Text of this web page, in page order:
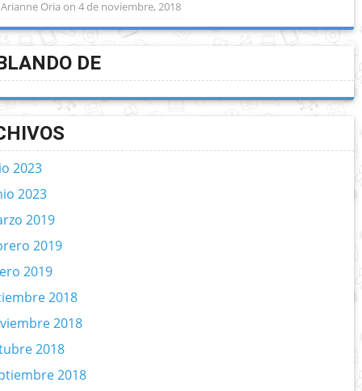
Oria on 4 de noviembre, 2018
DE
2023
2023
2019
2019
2019
2018
2018
2018
2018